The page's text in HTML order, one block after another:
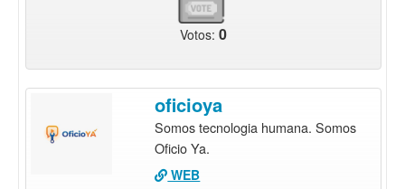
Votos: 0
oficioya
Somos tecnologia humana. Somos
Oficio Ya.
WEB